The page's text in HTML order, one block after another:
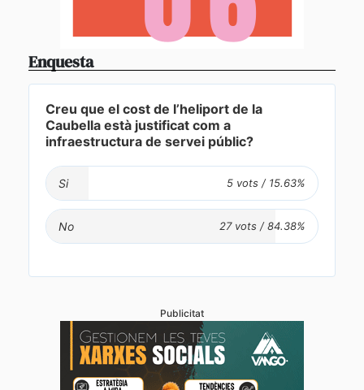
Enquesta
Creu que el cost de l’heliport de la
Caubella està justificat com a
infraestructura de servei públic?
Si
No
Publicitat